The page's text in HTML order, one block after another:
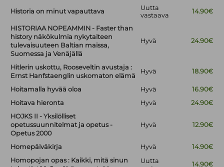
Historia on minut vapauttava
Uutta
vastaava
14.90€
HISTORIAA NOPEAMMIN - Faster than
history näkökulmia nykytaiteen
tulevaisuuteen Baltian maissa,
Suomessa ja Venäjällä
Hyvä 24.90€
Hitlerin uskottu, Rooseveltin avustaja :
Ernst Hanfstaenglin uskomaton elämä
Hyvä 18.90€
Hoitamalla hyvää oloa Hyvä
16.90€
Hoitava hieronta
Hyvä
24.90€
HOJKS II - Yksilölliset
opetussuunnitelmat ja opetus -
Opetus 2000
Hyvä 12.90€
Homepäiväkirja Hyvä
14.90€
Homopojan opas : Kaikki, mitä sinun
Uutta
14.90€